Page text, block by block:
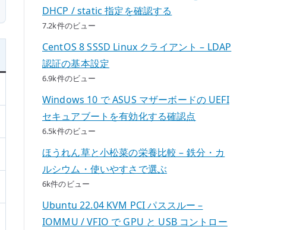
DHCP / static 指定を確認する
7.2k件のビュー
CentOS 8 SSSD Linux クライアント – LDAP
認証の基本設定
6.9k件のビュー
Windows 10 で ASUS マザーボードの UEFI
セキュアブートを有効化する確認点
6.5k件のビュー
ほうれん草と小松菜の栄養比較 – 鉄分・カ
ルシウム・使いやすさで選ぶ
6k件のビュー
Ubuntu 22.04 KVM PCI パススルー –
IOMMU / VFIO で GPU と USB コントロー